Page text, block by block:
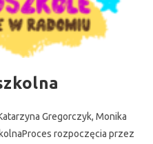
Gregorczyk, Monika
rozpoczęcia przez